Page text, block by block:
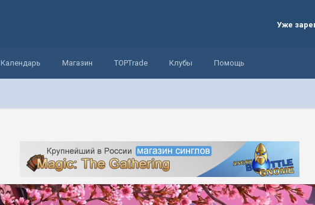
Уже
Календарь Магазин TOPTrade Клубы Помощь